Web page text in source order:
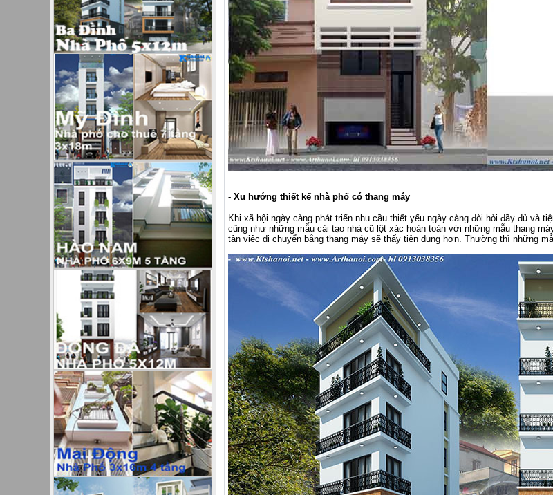
- Xu hướng thiết kế nhà phố có thang máy
Khi xã hội ngày càng phát triển nhu cầu thiết yếu ngày càng đòi hỏi đầy đủ và
cũng như những mẫu cải tạo nhà cũ lột xác hoàn toàn với những mẫu thang
tận việc di chuyển bằng thang máy sẽ thấy tiện dụng hơn. Thường thì những